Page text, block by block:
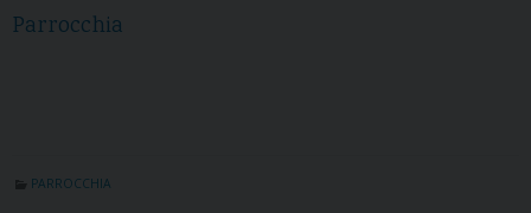
Parrocchia
PARROCCHIA